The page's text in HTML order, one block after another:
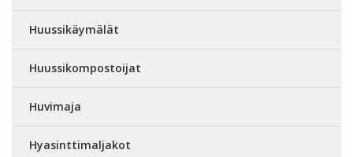
Huussikäymälät
Huussikompostoijat
Huvimaja
Hyasinttimaljakot